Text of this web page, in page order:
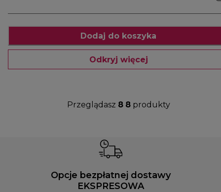
Dodaj do koszyka
Odkryj więcej
Przeglądasz 8 8produkty
Opcje bezpłatnej dostawy
EKSPRESOWA